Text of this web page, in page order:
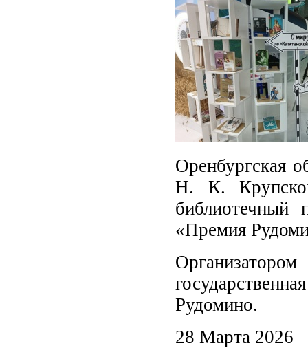
Оренбургская
Н. К.
библиотечный
«Премия
Рудомино.
28 Марта 2026